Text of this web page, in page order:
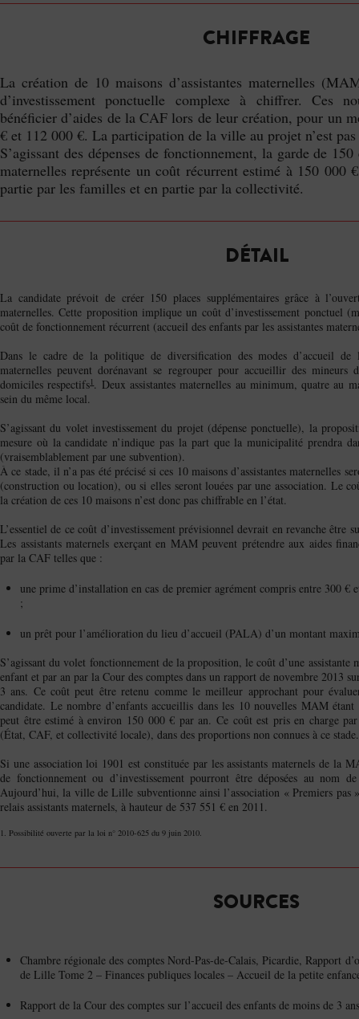
CHIFFRAGE
La création de 10 maisons d’assistantes maternelles
d’investissement ponctuelle complexe à chiffrer. Ces
bénéficier d’aides de la CAF lors de leur création, pour un
€ et 112 000 €. La participation de la ville au projet n’est
S’agissant des dépenses de fonctionnement, la garde de
maternelles représente un coût récurrent estimé à 150 000
partie par les familles et en partie par la collectivité.
DÉTAIL
La candidate prévoit de créer 150 places supplémentaires grâce à
maternelles. Cette proposition implique un coût d’investissement ponctuel
coût de fonctionnement récurrent (accueil des enfants par les assistantes
Dans le cadre de la politique de diversification des modes d’accueil de
maternelles peuvent dorénavant se regrouper pour accueillir des
domiciles respectifs1. Deux assistantes maternelles au minimum, quatre au
sein du même local.
S’agissant du volet investissement du projet (dépense ponctuelle), la
mesure où la candidate n’indique pas la part que la municipalité prendra
(vraisemblablement par une subvention).
À ce stade, il n’a pas été précisé si ces 10 maisons d’assistantes maternelles
(construction ou location), ou si elles seront louées par une association. Le
la création de ces 10 maisons n’est donc pas chiffrable en l’état.
L’essentiel de ce coût d’investissement prévisionnel devrait en revanche être
Les assistants maternels exerçant en MAM peuvent prétendre aux aides
par la CAF telles que :
une prime d’installation en cas de premier agrément compris entre 300 €
;
un prêt pour l’amélioration du lieu d’accueil (PALA) d’un montant
S’agissant du volet fonctionnement de la proposition, le coût d’une assistante
enfant et par an par la Cour des comptes dans un rapport de novembre 2013
3 ans. Ce coût peut être retenu comme le meilleur approchant pour
candidate. Le nombre d’enfants accueillis dans les 10 nouvelles MAM étant
peut être estimé à environ 150 000 € par an. Ce coût est pris en charge
(État, CAF, et collectivité locale), dans des proportions non connues à ce stade.
Si une association loi 1901 est constituée par les assistants maternels de la
de fonctionnement ou d’investissement pourront être déposées au nom
Aujourd’hui, la ville de Lille subventionne ainsi l’association « Premiers pas
relais assistants maternels, à hauteur de 537 551 € en 2011.
1. Possibilité ouverte par la loi n° 2010-625 du 9 juin 2010.
SOURCES
Chambre régionale des comptes Nord-Pas-de-Calais, Picardie, Rapport
de Lille Tome 2 – Finances publiques locales – Accueil de la petite
Rapport de la Cour des comptes sur l’accueil des enfants de moins de 3